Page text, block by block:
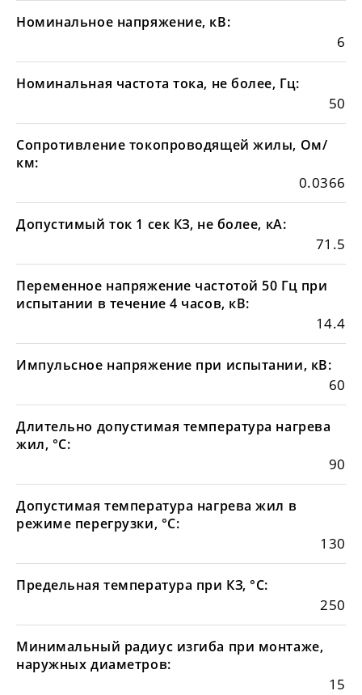
Номинальное напряжение, кВ:
6
Номинальная частота тока, не более, Гц:
50
Сопротивление токопроводящей жилы, Ом/
км:
0.0366
Допустимый ток 1 сек КЗ, не более, кА:
71.5
Переменное напряжение частотой 50 Гц при
испытании в течение 4 часов, кВ:
14.4
Импульсное напряжение при испытании, кВ:
60
Длительно допустимая температура нагрева
жил, °С:
90
Допустимая температура нагрева жил в
режиме перегрузки, °С:
130
Предельная температура при КЗ, °С:
250
Минимальный радиус изгиба при монтаже,
наружных диаметров:
15